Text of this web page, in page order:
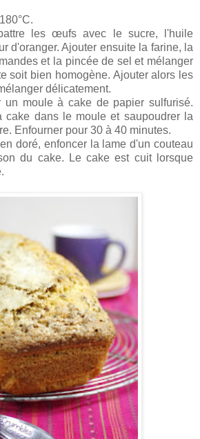
les œufs avec le sucre, l'huile
d'oranger. Ajouter ensuite la farine, la
et la pincée de sel et mélanger
soit bien homogène. Ajouter alors les
délicatement.
un moule à cake de papier sulfurisé.
cake dans le moule et saupoudrer la
Enfourner pour 30 à 40 minutes.
doré, enfoncer la lame d'un couteau
du cake. Le cake est cuit lorsque